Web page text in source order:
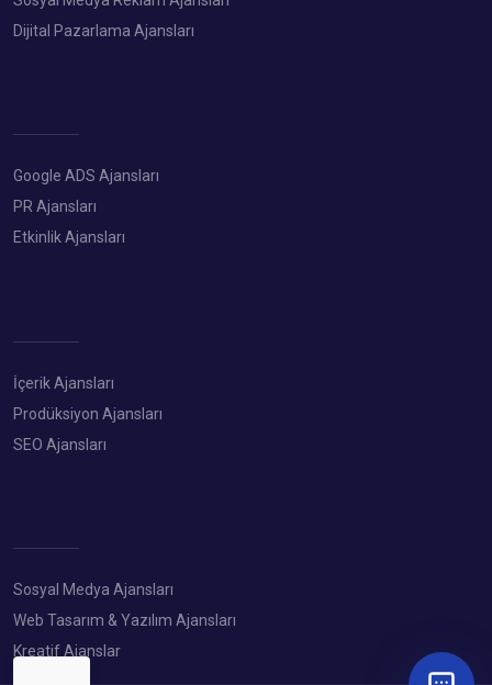
Dijital Pazarlama Ajansları
Google ADS Ajansları
PR Ajansları
Etkinlik Ajansları
İçerik Ajansları
Prodüksiyon Ajansları
SEO Ajansları
Sosyal Medya Ajansları
Web Tasarım & Yazılım Ajansları
Kreatif Ajanslar